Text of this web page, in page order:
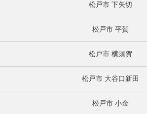
松戸市 下矢切
松戸市 平賀
松戸市 横須賀
松戸市 大谷口新田
松戸市 小金